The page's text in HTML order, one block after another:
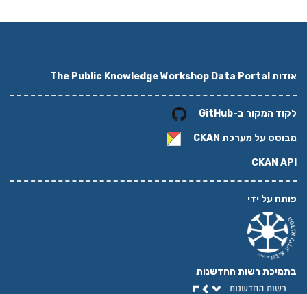
אודות The Public Knowledge Workshop Data Portal
לקוד המקור ב-GitHub
מבוסס על מערכת CKAN
CKAN API
פותח על ידי
בתמיכת רשות החדשנות